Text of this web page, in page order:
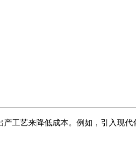
艺来降低成本。例如，引入现